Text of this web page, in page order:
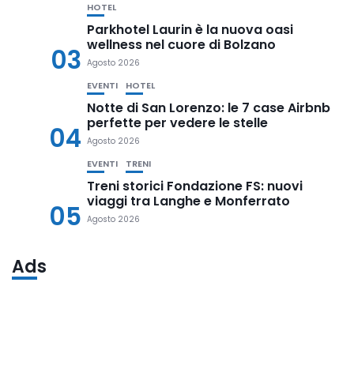
03
HOTEL
Parkhotel Laurin è la nuova oasi
wellness nel cuore di Bolzano
Agosto 2026
04
EVENTI HOTEL
Notte di San Lorenzo: le 7 case Airbnb
perfette per vedere le stelle
Agosto 2026
05
EVENTI TRENI
Treni storici Fondazione FS: nuovi
viaggi tra Langhe e Monferrato
Agosto 2026
Ads